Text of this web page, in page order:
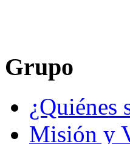
Grupo
¿Quiénes
Misión y